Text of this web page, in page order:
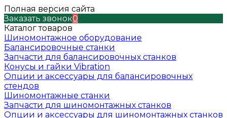
Полная версия сайта
Заказать звонок0
Каталог товаров
Шиномонтажное оборудование
Балансировочные станки
Запчасти для балансировочных станков
Конусы и гайки Vibration
Опции и аксессуары для балансировочных
стендов
Шиномонтажные станки
Запчасти для шиномонтажных станков
Опции и аксессуары для шиномонтажных станков